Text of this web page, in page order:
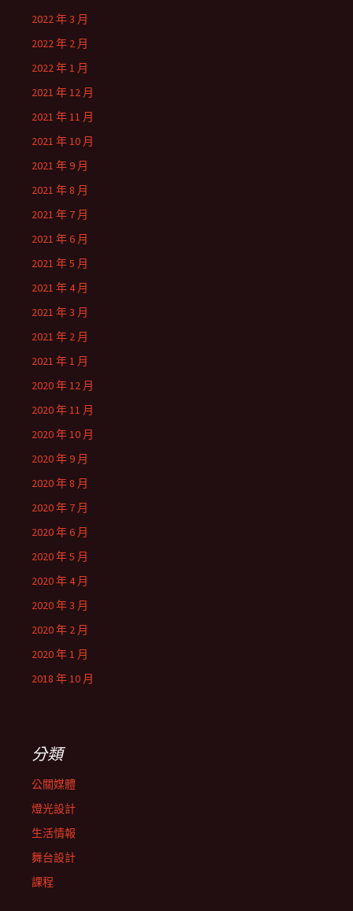
2022 年 3 月
2022 年 2 月
2022 年 1 月
2021 年 12 月
2021 年 11 月
2021 年 10 月
2021 年 9 月
2021 年 8 月
2021 年 7 月
2021 年 6 月
2021 年 5 月
2021 年 4 月
2021 年 3 月
2021 年 2 月
2021 年 1 月
2020 年 12 月
2020 年 11 月
2020 年 10 月
2020 年 9 月
2020 年 8 月
2020 年 7 月
2020 年 6 月
2020 年 5 月
2020 年 4 月
2020 年 3 月
2020 年 2 月
2020 年 1 月
2018 年 10 月
分類
公關媒體
燈光設計
生活情報
舞台設計
課程